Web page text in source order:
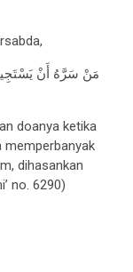
مَنْ سَرَّهُ أَنْ يَسْتَجِيبَ
doanya ketika
memperbanyak
dihasankan
no. 6290)